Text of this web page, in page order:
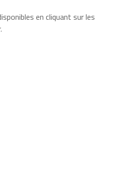
en cliquant sur les